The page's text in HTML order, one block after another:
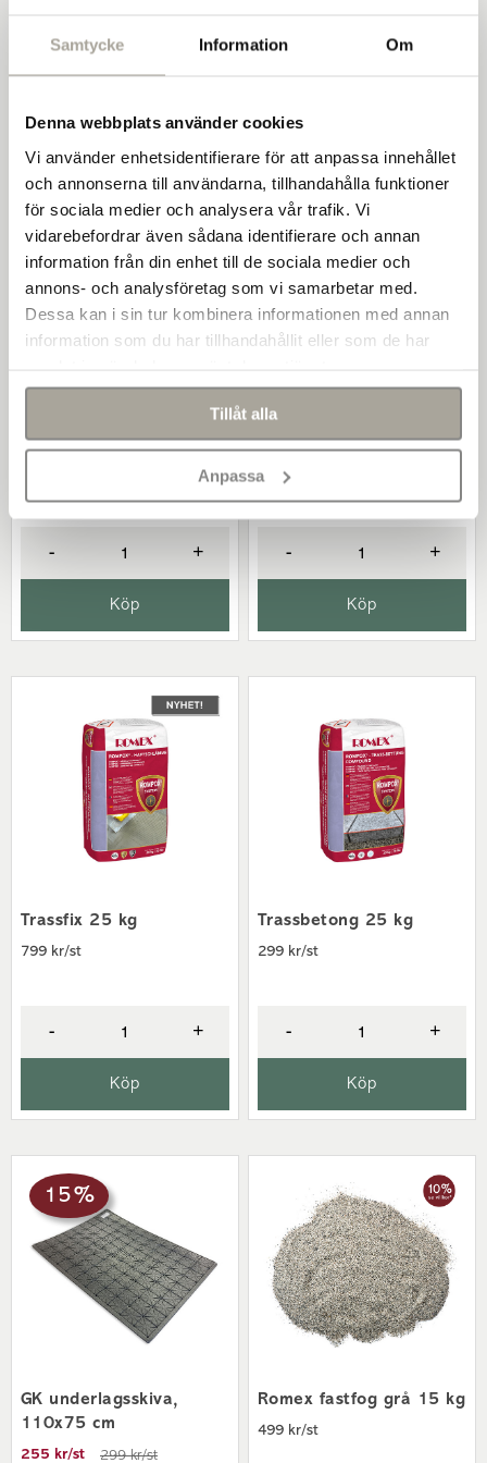
Samtycke Information Om
Denna webbplats använder cookies
Vi använder enhetsidentifierare för att anpassa innehållet
och annonserna till användarna, tillhandahålla funktioner
för sociala medier och analysera vår trafik. Vi
vidarebefordrar även sådana identifierare och annan
information från din enhet till de sociala medier och
annons- och analysföretag som vi samarbetar med.
Dessa kan i sin tur kombinera informationen med annan
information som du har tillhandahållit eller som de har
Tillåt alla
Anpassa
så hjälper vi dig.
Du kan också behöva
Fogkors Crocette 30 st
- +
Köp
Stenflis 2-5 mm 500 kg
1 099 kr/st
- +
Köp
Trassfix 25 kg
799 kr/st
- +
Köp
Trassbetong 25 kg
299 kr/st
- +
Köp
15 %
GK underlagsskiva,
110x75 cm
255 kr/st 299 kr/st
Romex fastfog grå 15 kg
499 kr/st